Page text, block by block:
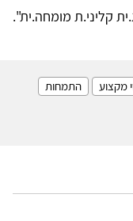
קליני.ת מומחה.ית".
מקצוע התמחות